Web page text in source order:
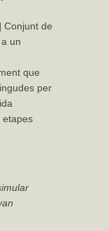
Conjunt de
un
que
per
etapes